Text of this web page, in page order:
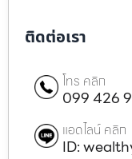
ติดต่อเรา
โทร คลิก
099 426
แอดไลน์ คลิก
ID: